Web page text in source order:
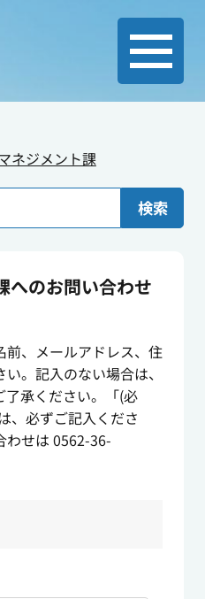
ネジメント課
検索
へのお問い合わせ
前、メールアドレス、住
。記入のない場合は、
了承ください。「(必
、必ずご記入くださ
わせは 0562-36-